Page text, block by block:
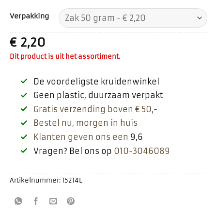
Verpakking
€2,20
Dit product is uit het assortiment.
De voordeligste kruidenwinkel
Geen plastic, duurzaam verpakt
Gratis verzending boven € 50,-
Bestel nu, morgen in huis
Klanten geven ons een 9,6
Vragen? Bel ons op 010-3046089
Artikelnummer:15214L